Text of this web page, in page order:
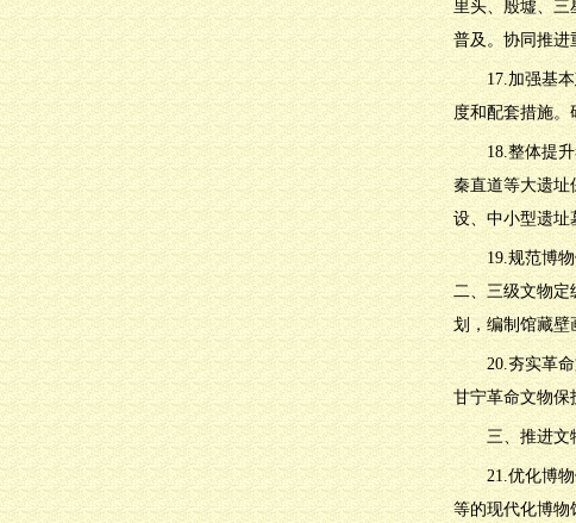
里头、殷墟、
普及。协同推进
17.加强基
度和配套措施。
18.整体提
秦直道等大遗址
设、中小型遗址
19.规范博
二、三级文物定
划，编制馆藏壁
20.夯实革
甘宁革命文物保
三、推进文
21.优化博
等的现代化博物